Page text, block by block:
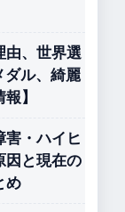
由、世界選
ル、綺麗
】
・ハイヒ
因と現在の
め